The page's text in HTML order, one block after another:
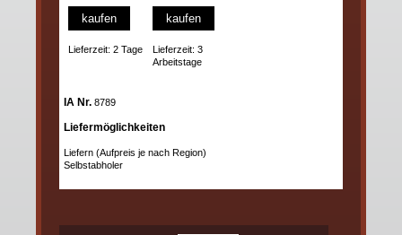
kaufen
Lieferzeit: 2 Tage
kaufen
Lieferzeit: 3
Arbeitstage
IA Nr. 8789
Liefermöglichkeiten
Liefern (Aufpreis je nach Region)
Selbstabholer